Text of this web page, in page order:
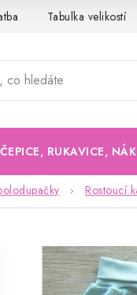
Tabulka velikostí
ČEPICE, RUKAVICE,
Rostoucí